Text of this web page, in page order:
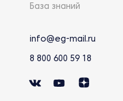
База знаний
info@eg-mail.ru
8 800 600 59 18